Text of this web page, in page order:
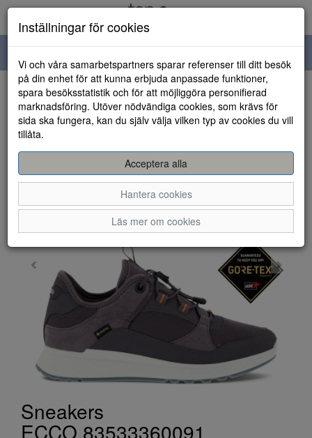
navigation
HEM
Sneakers
ECCO.83533360091
Inställningar för cookies
Vi och våra samarbetspartners sparar referenser till ditt besök
på din enhet för att kunna erbjuda anpassade funktioner,
spara besöksstatistik och för att möjliggöra personifierad
marknadsföring. Utöver nödvändiga cookies, som krävs för
sida ska fungera, kan du själv välja vilken typ av cookies du vill
tillåta.
Acceptera alla
Hantera cookies
Läs mer om cookies